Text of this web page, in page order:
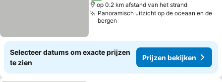
op 0.2 km afstand van het strand
Panoramisch uitzicht op de oceaan en de
bergen
Selecteer datums om exacte prijzen
te zien
Prijzen bekijken